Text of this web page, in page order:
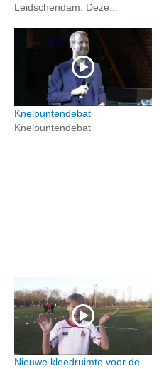
Leidschendam. Deze...
Knelpuntendebat
Knelpuntendebat
Nieuwe kleedruimte voor de